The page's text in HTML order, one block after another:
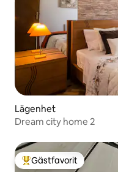
Lägenhet
Dream city home 2
Populär gästfavorit
Gästfavorit